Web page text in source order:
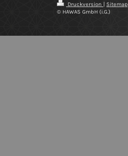
Druckversion | Sitemap
© HAWAS GmbH (i.G.)